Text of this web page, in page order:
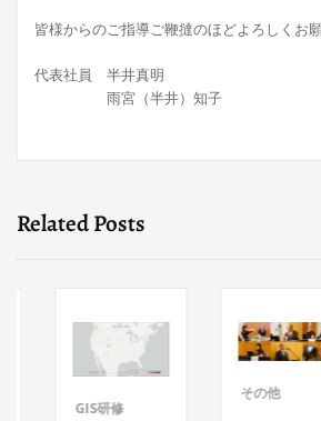
皆様からのご指導ご鞭撻のほどよろしくお
代表社員 半井真明
雨宮（半井）知子
Related Posts
GIS研修
その他